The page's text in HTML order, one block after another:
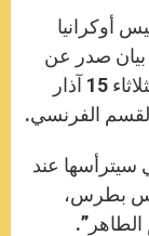
p
p
g
e
r
o
k
فرنسيس أوكرانيا
بيان صدر عن
الكرسي الرسولي بالإيطالية والإنكليزية الثلاثاء 15 آذار
التي سيترأسها عند
بطرس،
الطاهر”.